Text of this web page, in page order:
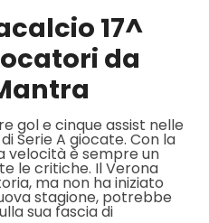
17^
da
gol e cinque assist nelle
Serie A giocate. Con la
velocità è sempre un
le critiche. Il Verona
ma non ha iniziato
stagione, potrebbe
sua fascia di